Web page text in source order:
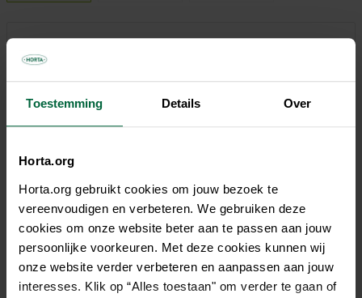
Toestemming Details Over
Horta.org
Horta.org gebruikt cookies om jouw bezoek te
vereenvoudigen en verbeteren. We gebruiken deze
cookies om onze website beter aan te passen aan jouw
persoonlijke voorkeuren. Met deze cookies kunnen wij
onze website verder verbeteren en aanpassen aan jouw
interesses. Klik op “Alles toestaan" om verder te gaan of
209,00 €
Description
Aluminium